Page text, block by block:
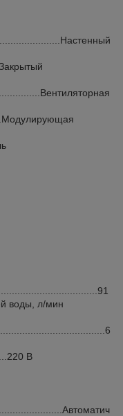
воды, л/мин
B